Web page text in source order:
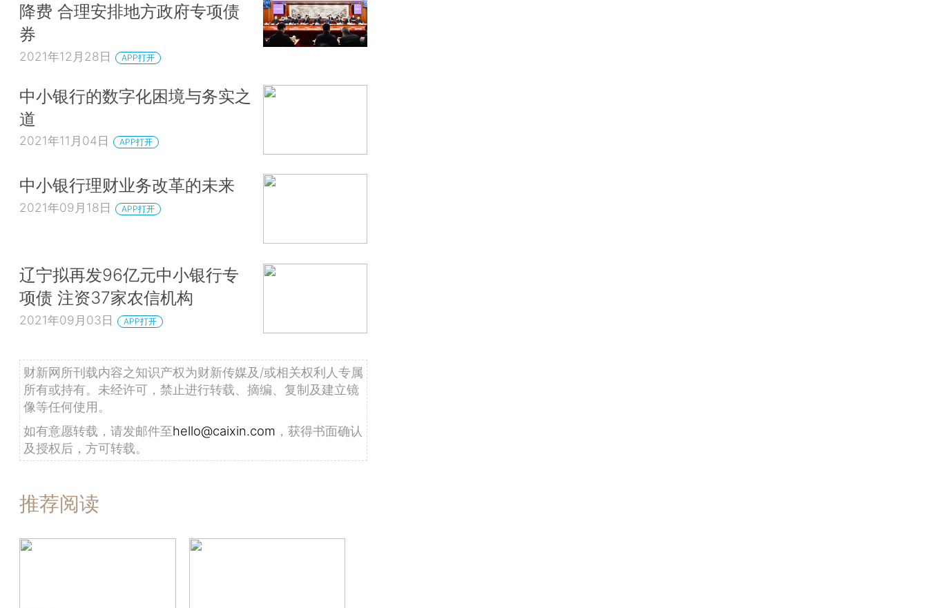
降费 合理安排地方政府专项债
券
2021年12月28日 APP打开
中小银行的数字化困境与务实之
道
2021年11月04日 APP打开
中小银行理财业务改革的未来
2021年09月18日 APP打开
辽宁拟再发96亿元中小银行专
项债 注资37家农信机构
2021年09月03日 APP打开
财新网所刊载内容之知识产权为财新传媒及/或相关权利人专属
所有或持有。未经许可，禁止进行转载、摘编、复制及建立镜
像等任何使用。
如有意愿转载，请发邮件至hello@caixin.com ，获得书面确认
及授权后，方可转载。
推荐阅读